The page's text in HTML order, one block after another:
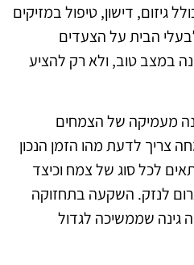
גיזום, דישון, טיפול במזיקים
הבית על הצעדים
במצב טוב, ולא רק להציע
מעמיקה של הצמחים
צריך לדעת מהו הזמן הנכון
לכל סוג של צמח וכיצד
לנזק. השקעה בתחזוקה
גינה שממשיכה לגדול